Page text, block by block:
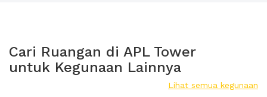
Cari Ruangan di APL Tower
untuk Kegunaan Lainnya
Lihat semua kegunaan